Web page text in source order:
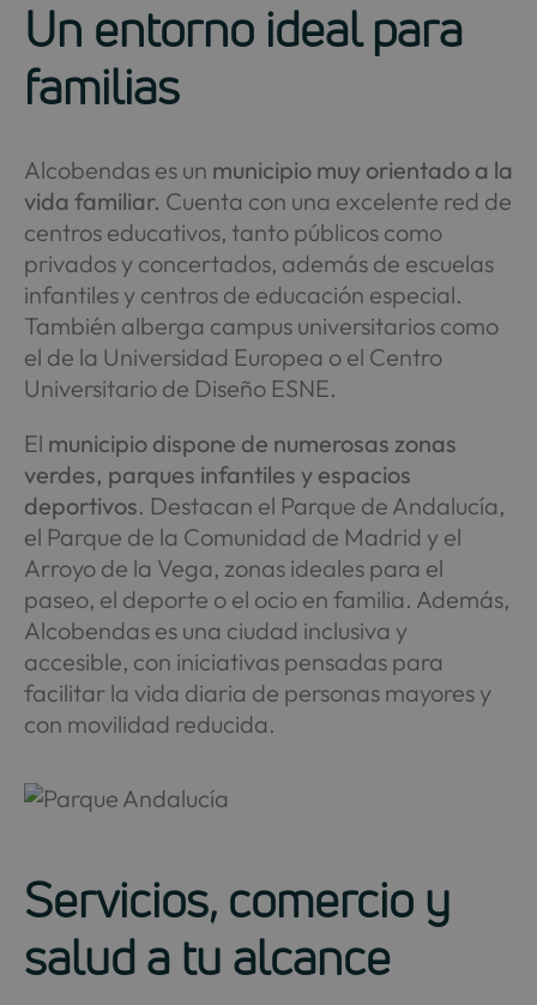
Un entorno ideal para
familias
Alcobendas es un municipio muy orientado a la
vida familiar. Cuenta con una excelente red de
centros educativos, tanto públicos como
privados y concertados, además de escuelas
infantiles y centros de educación especial.
También alberga campus universitarios como
el de la Universidad Europea o el Centro
Universitario de Diseño ESNE.
El municipio dispone de numerosas zonas
verdes, parques infantiles y espacios
deportivos. Destacan el Parque de Andalucía,
el Parque de la Comunidad de Madrid y el
Arroyo de la Vega, zonas ideales para el
paseo, el deporte o el ocio en familia. Además,
Alcobendas es una ciudad inclusiva y
accesible, con iniciativas pensadas para
facilitar la vida diaria de personas mayores y
con movilidad reducida.
Servicios, comercio y
salud a tu alcance